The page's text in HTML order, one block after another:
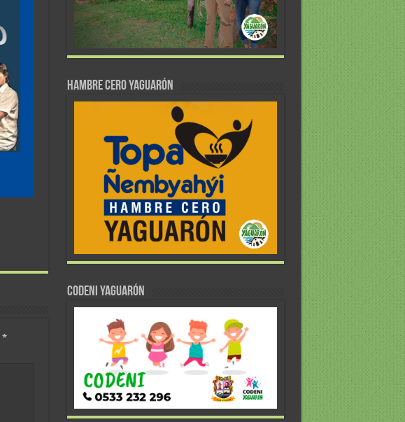
*
Hambre Cero Yaguarón
CODENI YAGUARÓN